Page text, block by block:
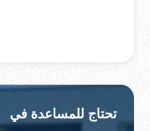
تحتاج للمساعدة في